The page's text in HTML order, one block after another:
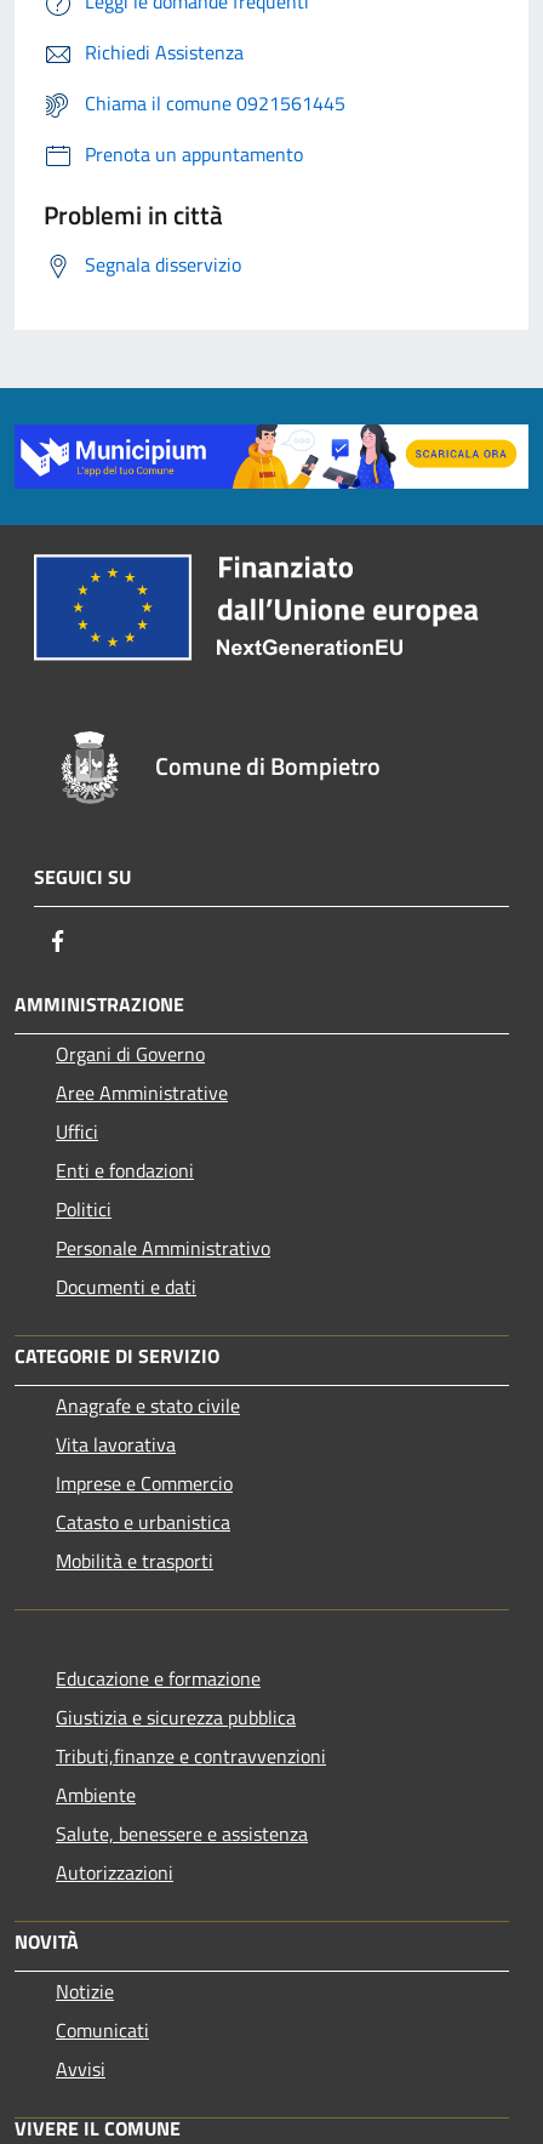
Richiedi Assistenza
Chiama il comune 0921561445
Prenota un appuntamento
Problemi in città
Segnala disservizio
Comune di Bompietro
SEGUICI SU
AMMINISTRAZIONE
Organi di Governo
Aree Amministrative
Uffici
Enti e fondazioni
Politici
Personale Amministrativo
Documenti e dati
CATEGORIE DI SERVIZIO
Anagrafe e stato civile
Vita lavorativa
Imprese e Commercio
Catasto e urbanistica
Mobilità e trasporti
Educazione e formazione
Giustizia e sicurezza pubblica
Tributi,finanze e contravvenzioni
Ambiente
Salute, benessere e assistenza
Autorizzazioni
NOVITÀ
Notizie
Comunicati
Avvisi
VIVERE IL COMUNE